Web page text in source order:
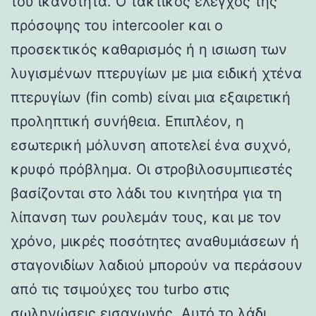
πρόσοψης του intercooler και ο
προσεκτικός καθαρισμός ή η ισιωση των
λυγισμένων πτερυγίων με μια ειδική χτένα
πτερυγίων (fin comb) είναι μια εξαιρετική
προληπτική συνήθεια. Επιπλέον, η
εσωτερική μόλυνση αποτελεί ένα συχνό,
κρυφό πρόβλημα. Οι στροβιλοσυμπιεστές
βασίζονται στο λάδι του κινητήρα για τη
λίπανση των ρουλεμάν τους, και με τον
χρόνο, μικρές ποσότητες αναθυμιάσεων ή
σταγονιδίων λαδιού μπορούν να περάσουν
από τις τσιμούχες του turbo στις